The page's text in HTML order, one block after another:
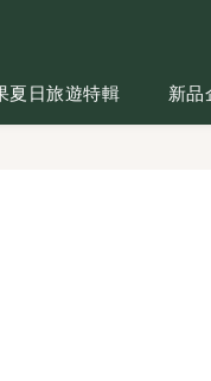
夏日旅遊特輯 新品